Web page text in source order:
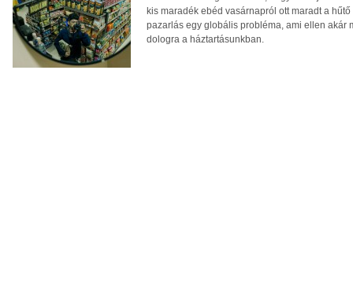
kis maradék ebéd vasárnapról ott maradt a
pazarlás egy globális probléma, ami ellen akár
dologra a háztartásunkban.